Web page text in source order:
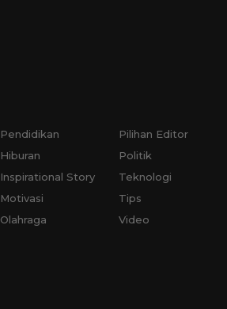
Pendidikan
Hiburan
Inspirational Story
Motivasi
Olahraga
Pilihan Editor
Politik
Teknologi
Tips
Video